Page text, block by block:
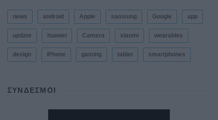
news android Apple samsung Google app
update huawei Camera xiaomi wearables
design iPhone gaming tablet smartphones
ΣΎΝΔΕΣΜΟΙ